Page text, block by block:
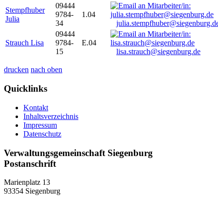
Stempfhuber
Julia
09444
9784-
34
1.04
Strauch Lisa
09444
9784-
15
E.04
lisa.strauch@siegenburg.de
drucken nach oben
Quicklinks
Kontakt
Inhaltsverzeichnis
Impressum
Datenschutz
Verwaltungsgemeinschaft Siegenburg
Postanschrift
Marienplatz 13
93354 Siegenburg